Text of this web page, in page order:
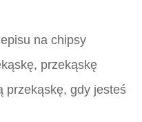
na chipsy
przekąskę
przekąskę, gdy jesteś